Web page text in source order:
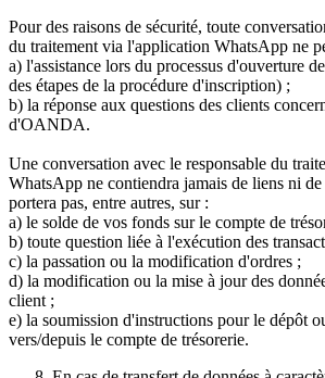
Pour des raisons de sécurité, toute
du traitement via l'application WhatsApp ne
a) l'assistance lors du processus d'ouverture
des étapes de la procédure d'inscription) ;
b) la réponse aux questions des clients
d'OANDA.
Une conversation avec le responsable du
WhatsApp ne contiendra jamais de liens ni
portera pas, entre autres, sur :
a) le solde de vos fonds sur le compte de
b) toute question liée à l'exécution des
c) la passation ou la modification d'ordres ;
d) la modification ou la mise à jour des
client ;
e) la soumission d'instructions pour le dépôt
vers/depuis le compte de trésorerie.